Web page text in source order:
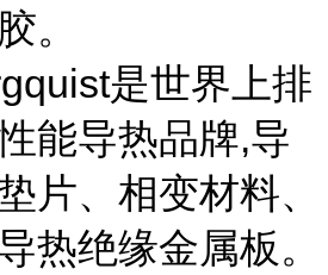
。
是世界上排
能导热品牌,导
片、相变材料、
热绝缘金属板。